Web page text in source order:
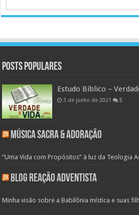
Posts populares
Estudo Bíblico –
3 de junho de 2021 5
Música Sacra & Adoração
“Uma Vida com Propósitos” à luz da Teologia
Blog Reação Adventista
Minha visão sobre a Babilônia mística e suas